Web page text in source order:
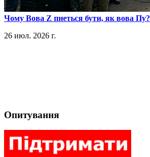
​Чому Вова Z пнеться бути, як вова Пу?
26 июл. 2026 г.
Опитування